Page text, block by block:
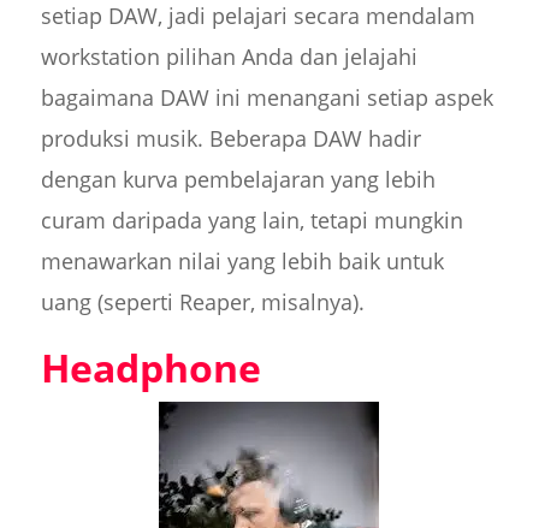
setiap DAW, jadi pelajari secara mendalam
workstation pilihan Anda dan jelajahi
bagaimana DAW ini menangani setiap aspek
produksi musik. Beberapa DAW hadir
dengan kurva pembelajaran yang lebih
curam daripada yang lain, tetapi mungkin
menawarkan nilai yang lebih baik untuk
uang (seperti Reaper, misalnya).
Headphone